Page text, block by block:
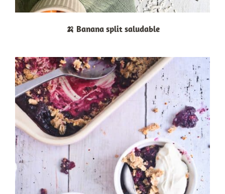
🍌 Banana split saludable